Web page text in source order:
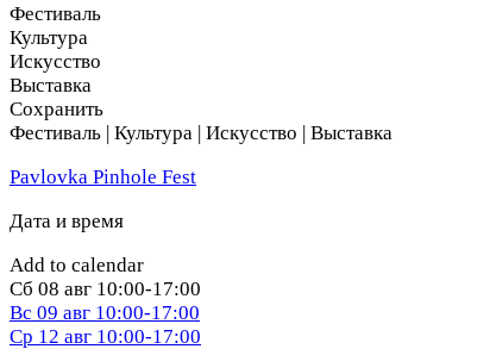
Фестиваль
Культура
Искусство
Выставка
Сохранить
Фестиваль | Культура | Искусство | Выставка
Pavlovka Pinhole Fest
Дата и время
Add to calendar
Сб 08 авг 10:00-17:00
Вс 09 авг 10:00-17:00
Ср 12 авг 10:00-17:00